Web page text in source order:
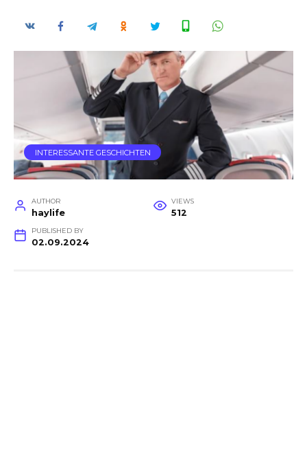
INTERESSANTE GESCHICHTEN
AUTHOR
haylife
VIEWS
512
PUBLISHED BY
02.09.2024